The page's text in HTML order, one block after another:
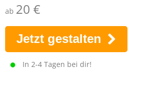
ab 20 €
Jetzt gestalten
In 2-4 Tagen bei dir!